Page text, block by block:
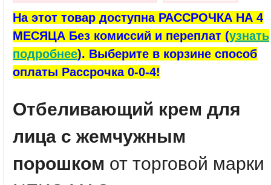
На этот товар доступна РАССРОЧКА НА 4
МЕСЯЦА Без комиссий и переплат (узнать
подробнее). Выберите в корзине способ
оплаты Рассрочка 0-0-4!
Отбеливающий крем для
лица с жемчужным
порошком от торговой марки